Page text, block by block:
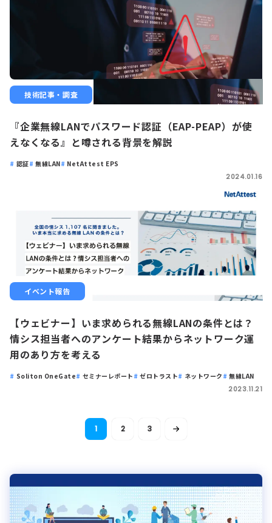
技術記事・調査
『企業無線LANでパスワード認証（EAP-PEAP）が使
えなくなる』と噂される背景を解説
認証 無線LAN
NetAttest EPS
2024.01.16
イベント報告
【ウェビナー】いま求められる無線LANの条件とは？
情シス担当者へのアンケート結果からネットワーク運
用のあり方を考える
Soliton OneGate セミナーレポート ゼロトラスト ネットワーク
無線LAN
2023.11.21
1 2 3